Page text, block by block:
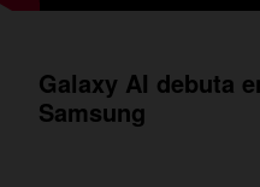
Galaxy AI debuta
Samsung